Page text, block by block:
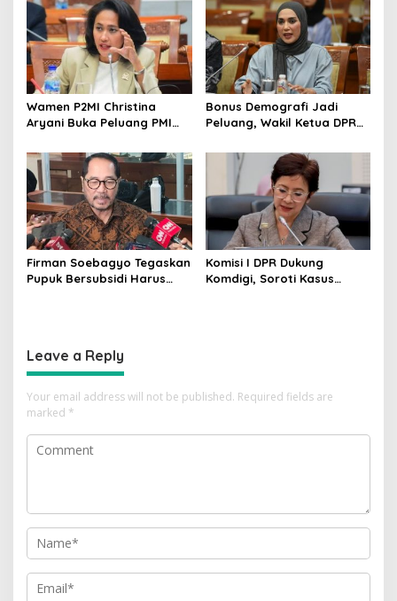
Wamen P2MI Christina
Aryani Buka Peluang PMI
dan Syaratnya
Bonus Demografi Jadi
Peluang, Wakil Ketua DPR
Tembus Pasar Kerja Global
Firman Soebagyo Tegaskan
Pupuk Bersubsidi Harus
Komisi I DPR Dukung
Komdigi, Soroti Kasus
Leave a Reply
Your email address will not be published. Required fields are
marked *